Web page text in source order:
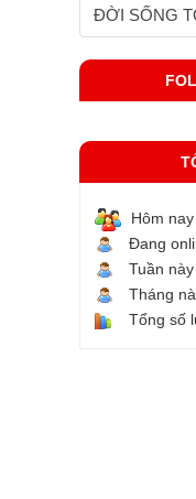
ĐỜI SỐNG
Hôm nay
Đang
Tuần này
Tháng
Tổng số